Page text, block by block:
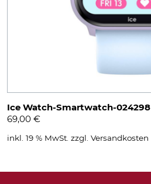
Ice Watch-Smartwatch-024298
69,00 €
inkl. 19 % MwSt. zzgl. Versandkosten